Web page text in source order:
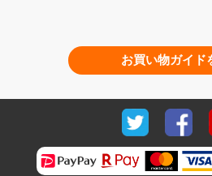
お買い物ガイド